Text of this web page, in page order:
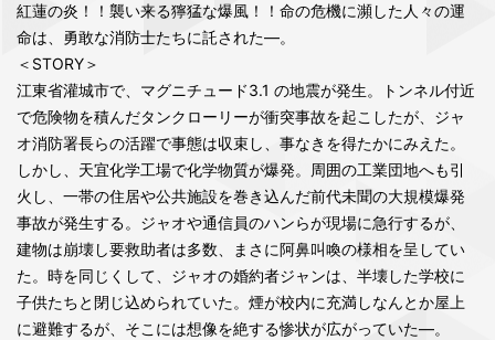
紅蓮の炎！！襲い来る獰猛な爆風！！命の危機に瀕した人々の運
命は、勇敢な消防士たちに託された―。
＜STORY＞
江東省灌城市で、マグニチュード3.1 の地震が発生。トンネル付近
で危険物を積んだタンクローリーが衝突事故を起こしたが、ジャ
オ消防署長らの活躍で事態は収束し、事なきを得たかにみえた。
しかし、天宜化学工場で化学物質が爆発。周囲の工業団地へも引
火し、一帯の住居や公共施設を巻き込んだ前代未聞の大規模爆発
事故が発生する。ジャオや通信員のハンらが現場に急行するが、
建物は崩壊し要救助者は多数、まさに阿鼻叫喚の様相を呈してい
た。時を同じくして、ジャオの婚約者ジャンは、半壊した学校に
子供たちと閉じ込められていた。煙が校内に充満しなんとか屋上
に避難するが、そこには想像を絶する惨状が広がっていた―。